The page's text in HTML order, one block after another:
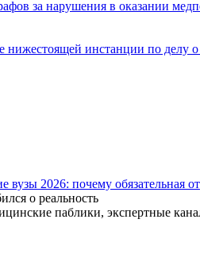
за нарушения в оказании
нижестоящей инстанции по делу
вузы 2026: почему обязательная
о реальность
паблики, экспертные